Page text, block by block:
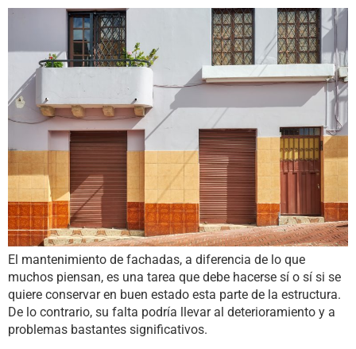
El mantenimiento de fachadas, a diferencia de lo que
muchos piensan, es una tarea que debe hacerse sí o sí si se
quiere conservar en buen estado esta parte de la estructura.
De lo contrario, su falta podría llevar al deterioramiento y a
problemas bastantes significativos.